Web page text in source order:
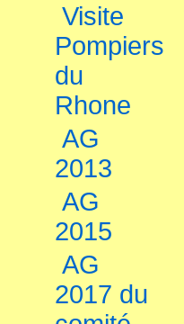
Visite
Pompiers
du
Rhone
AG
2013
AG
2015
AG
2017 du